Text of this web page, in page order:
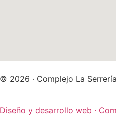
© 2026 · Complejo La
Diseño y desarrollo web ·